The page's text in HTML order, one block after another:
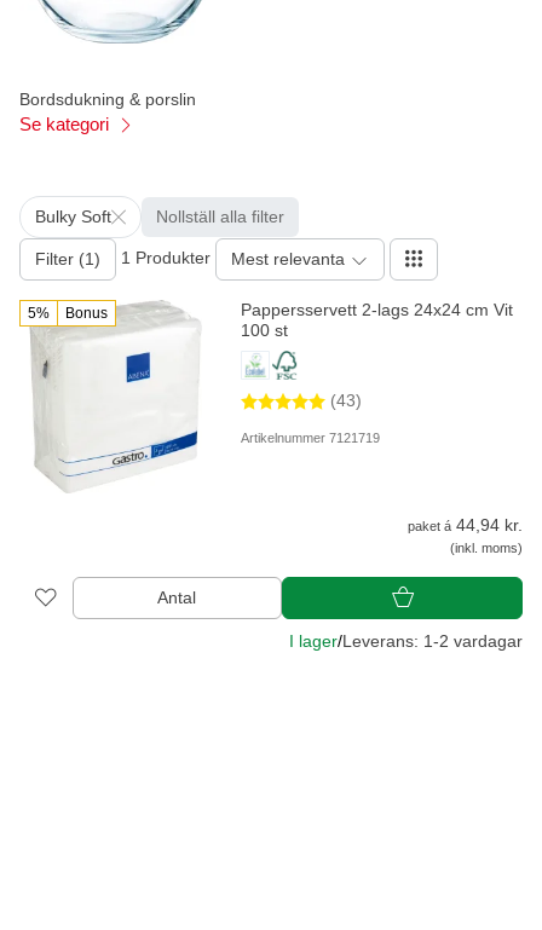
Bordsdukning & porslin
Se kategori
Bulky Soft Nollställ alla filter
Filter (1) 1 Produkter Mest relevanta
5% Bonus
Pappersservett 2-lags 24x24 cm Vit
100 st
(43)
Artikelnummer 7121719
paket á 44,94 kr.
(inkl. moms)
Antal
I lager/Leverans: 1-2 vardagar